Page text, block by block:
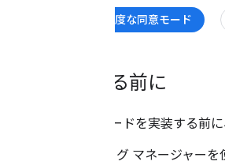
高度な同意モード
始める前に
同意モードを実装する前
タグ マネージャー